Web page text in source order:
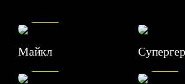
Майкл
7.1